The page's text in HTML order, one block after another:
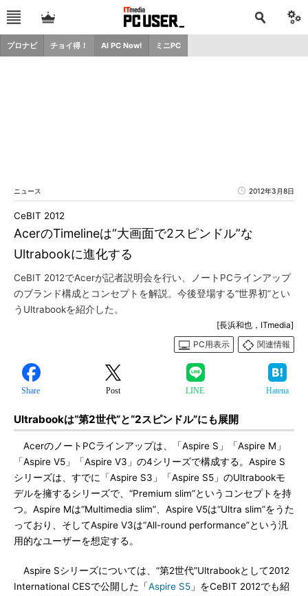
プロナビ チョイ得！ AI PC Now! ミニPC
ニュース 2012年3月8日
AcerのTimelineは“大画面で2スピンドル”な
Ultrabookに進化する
CeBIT 2012
CeBIT 2012でAcerが記者説明会を行い、ノートPCラインアップ
のブランド構成とコンセプトを解説。今後登場する“世界初”とい
うUltrabookを紹介した。
[長浜和也，ITmedia]
PC用表示
関連情報
Share Post LINE Hatena
Ultrabookは“第2世代”と“2スピンドル”にも展開
AcerのノートPCラインアップは、「Aspire S」「Aspire M」
「Aspire V5」「Aspire V3」の4シリーズで構成する。Aspire S
シリーズは、すでに「Aspire S3」「Aspire S5」のUltrabookモ
デルを擁するシリーズで、“Premium slim”というコンセプトを持
つ。Aspire Mは“Multimedia slim”、Aspire V5は“Ultra slim”をうた
っており、そしてAspire V3は“All-round performance”という汎
用的なユーザーを想定する。
Aspire Sシリーズについては、“第2世代”Ultrabookとして2012
International CESで公開した「Aspire S5 」をCeBIT 2012でも紹